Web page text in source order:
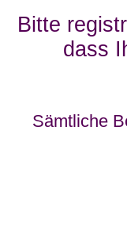
Bitte
dass
Sämtliche